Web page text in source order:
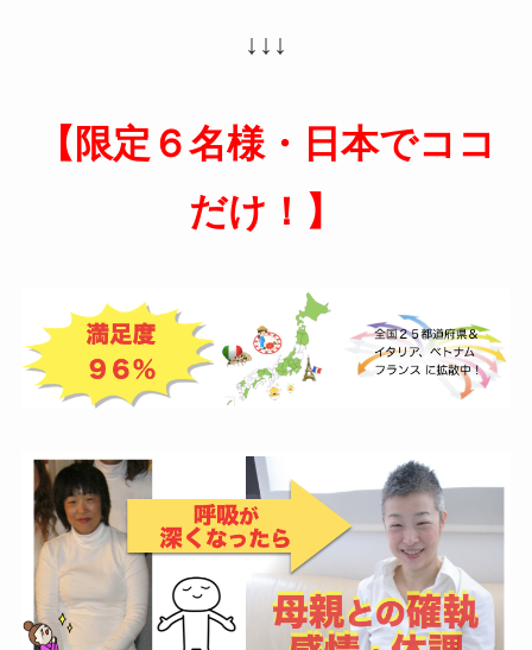
↓↓↓
【限定６名様・日本でココ
だけ！】